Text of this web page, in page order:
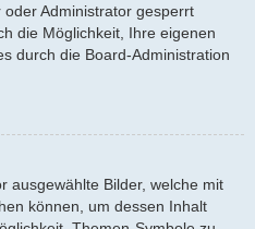
Administrator gesperrt
die Möglichkeit, Ihre eigenen
durch die Board-Administration
ausgewählte Bilder, welche mit
können, um dessen Inhalt